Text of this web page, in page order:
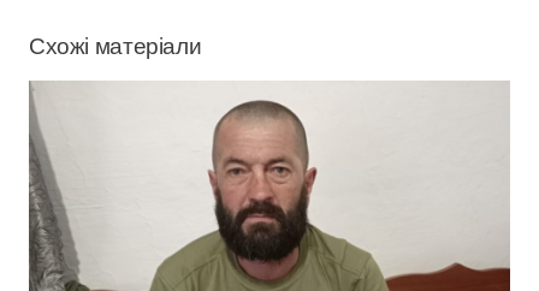
Схожі матеріали